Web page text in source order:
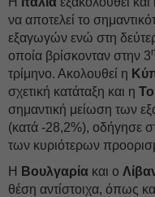
να αποτελεί το
εξαγωγών ενώ στη
οποία βρίσκονταν στην 3η
τρίμηνο. Ακολουθεί η
σχετική κατάταξη και η
σημαντική μείωση των
(κατά -28,2%), οδήγησε
των κυριότερων
Η Βουλγαρία και ο
θέση αντίστοιχα, όπως